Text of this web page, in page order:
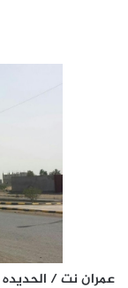
عمران نت / الحديده